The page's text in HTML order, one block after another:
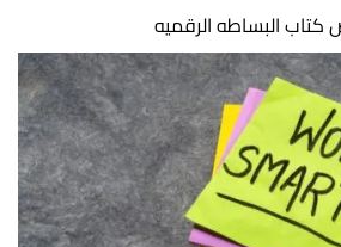
البساطه الرقميه